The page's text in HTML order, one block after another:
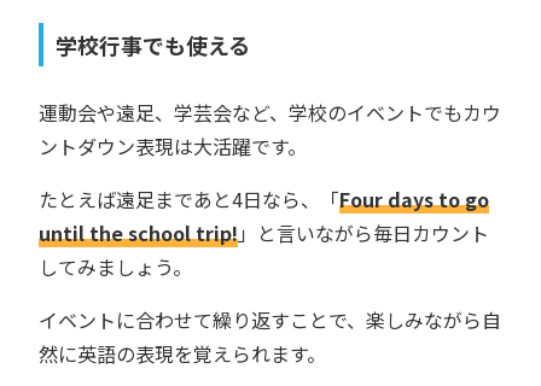
学校行事でも使える
運動会や遠足、学芸会など、学校のイベントでもカウ
ントダウン表現は大活躍です。
たとえば遠足まであと4日なら、「Four days to go
until the school trip!」と言いながら毎日カウント
してみましょう。
イベントに合わせて繰り返すことで、楽しみながら自
然に英語の表現を覚えられます。